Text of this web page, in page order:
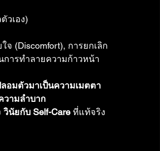
วเอง)
(Discomfort), การยกเลิก
ารทำลายความก้าวหน้า
อมตัวมาเป็นความเมตตา
วามลำบาก
วินัยกับ Self-Care ที่แท้จริง